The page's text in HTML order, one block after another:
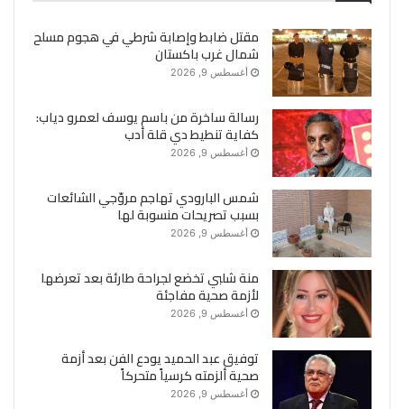
مقتل ضابط وإصابة شرطي في هجوم مسلح
شمال غرب باكستان
أغسطس 9, 2026
رسالة ساخرة من باسم يوسف لعمرو دياب:
كفاية تنطيط دي قلة أدب
أغسطس 9, 2026
شمس البارودي تهاجم مروّجي الشائعات
بسبب تصريحات منسوبة لها
أغسطس 9, 2026
منة شلبي تخضع لجراحة طارئة بعد تعرضها
لأزمة صحية مفاجئة
أغسطس 9, 2026
توفيق عبد الحميد يودع الفن بعد أزمة
صحية ألزمته كرسياً متحركاً
أغسطس 9, 2026